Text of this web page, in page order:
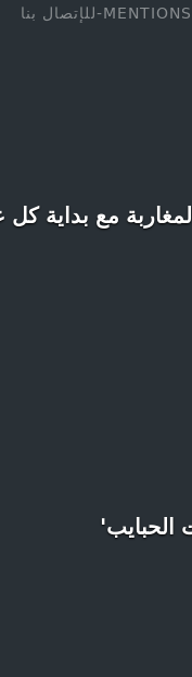
مع بداية كل
الحبايب'
-للإتصال بنا